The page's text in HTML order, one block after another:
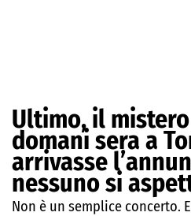
Ultimo, il
domani sera a
arrivasse
nessuno si
Non è un semplice concerto.